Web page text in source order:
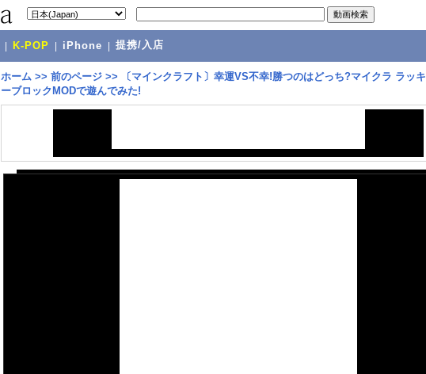
K-POP iPhone 提携/入店
ホーム >> 前のページ >>
〔マインクラフト〕幸運VS不幸!勝つのはどっち?マイクラ ラッキ
ーブロックMODで遊んでみた!